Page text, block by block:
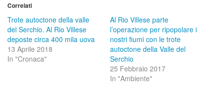
Correlati
Trote autoctone della valle
del Serchio. Al Rio Villese
deposte circa 400 mila uova
13 Aprile 2018
In "Cronaca"
Al Rio Villese parte
l’operazione per ripopolare i
nostri fiumi con le trote
autoctone della Valle del
Serchio
25 Febbraio 2017
In "Ambiente"